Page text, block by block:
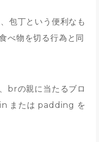
包丁という便利なも
べ物を切る行為と同
brの親に当たるブロ
または padding を